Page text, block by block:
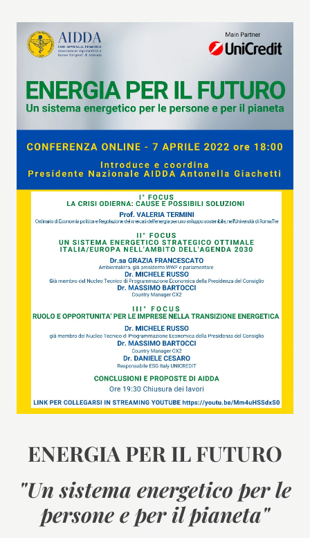
ENERGIA PER IL FUTURO
"Un sistema energetico per le
persone e per il pianeta"